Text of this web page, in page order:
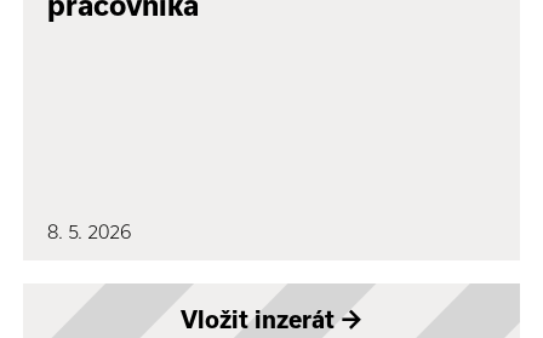
8. 5. 2026
Vložit inzerát→